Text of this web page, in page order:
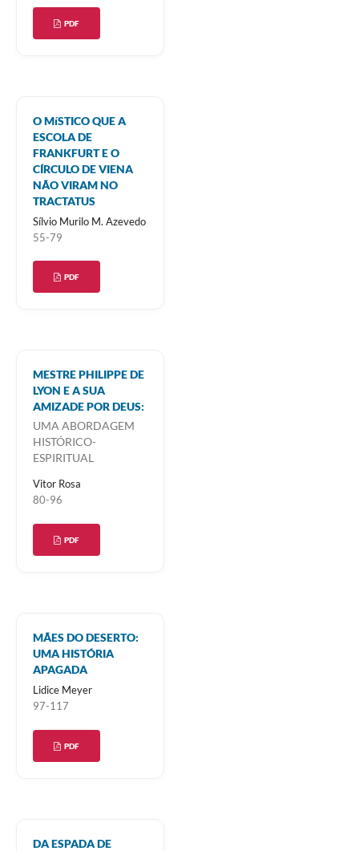
PDF
O MíSTICO QUE A
ESCOLA DE
FRANKFURT E O
CÍRCULO DE VIENA
NÃO VIRAM NO
TRACTATUS
Sílvio Murilo M. Azevedo
55-79
PDF
MESTRE PHILIPPE DE
LYON E A SUA
AMIZADE POR DEUS:
UMA ABORDAGEM
HISTÓRICO-
ESPIRITUAL
Vitor Rosa
80-96
PDF
MÃES DO DESERTO:
UMA HISTÓRIA
APAGADA
Lidice Meyer
97-117
PDF
DA ESPADA DE